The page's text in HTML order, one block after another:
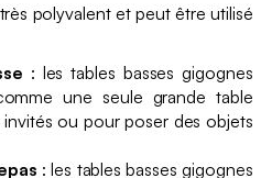
polyvalent et peut être utilisé
: les tables basses gigognes
une seule grande table
ou pour poser des objets
: les tables basses gigognes